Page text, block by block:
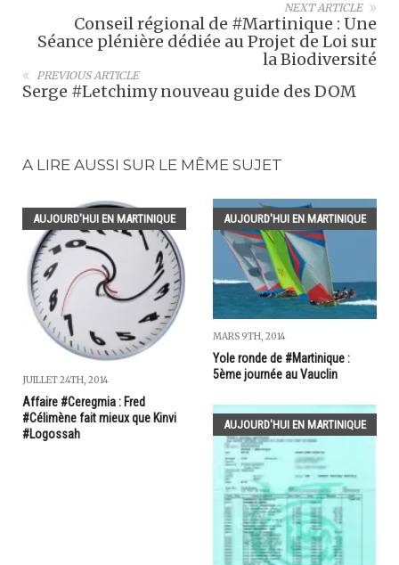
NEXT ARTICLE
Conseil régional de #Martinique : Une
Séance plénière dédiée au Projet de Loi sur
la Biodiversité
PREVIOUS ARTICLE
Serge #Letchimy nouveau guide des DOM
A LIRE AUSSI SUR LE MÊME SUJET
AUJOURD'HUI EN MARTINIQUE
JUILLET 24TH, 2014
Affaire #Ceregmia : Fred
#Célimène fait mieux que Kinvi
#Logossah
AUJOURD'HUI EN MARTINIQUE
MARS 9TH, 2014
Yole ronde de #Martinique :
5ème journée au Vauclin
AUJOURD'HUI EN MARTINIQUE